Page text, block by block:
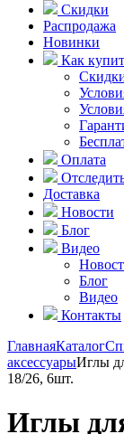
Скидки
Распродажа
Новинки
Как
Оплата
Доставка
Новости
Блог
Видео
Блог
Видео
Контакты
ГлавнаяКаталог
аксессуарыИглы
18/26, 6шт.
Иглы